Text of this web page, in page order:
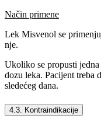
Način primene
Lek Misvenol se
nje.
Ukoliko se propusti jedna
dozu leka. Pacijent treba
sledećeg dana.
4.3. Kontraindikacije